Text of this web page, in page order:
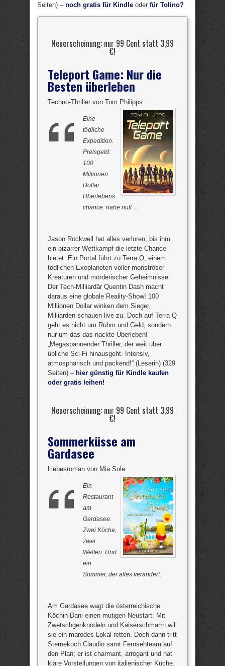
Seiten) – noch gratis für Kindle oder für Tolino?
Neuerscheinung: nur 99 Cent statt 3,99
€!
Teleport Game: Nur die
Besten überleben
Techno-Thriller von Tom Philipps
Eine
tödliche
Expedition.
Preisgeld:
100
Millionen
Dollar.
Überlebens
chance: nahe null …
Jason Rockwell hat alles verloren; bis ihm
ein bizarrer Wettkampf die letzte Chance
bietet: Ein Portal führt zu Terra Q, einem
tödlichen Exoplaneten voller monströser
Kreaturen und mörderischer Geheimnisse.
Der Tech-Milliardär Quentin Dash macht
daraus eine globale Reality-Show! 100
Millionen Dollar winken dem Sieger,
Milliarden schauen live zu. Doch auf Terra Q
geht es nicht um Ruhm und Geld, sondern
nur um das das nackte Überleben!
„Megaspannender Thriller, der weit über
übliche Sci-Fi hinausgeht. Intensiv,
atmosphärisch und packend!“ (Leserin) (329
Seiten) – hier günstig für Kindle kaufen
oder gratis leihen!
Neuerscheinung: nur 99 Cent statt 3,99
€!
Sommerküsse am
Gardasee
Liebesroman von Mia Sole
Ein
Restaurant
am
Gardasee.
Zwei Köche,
zwei
Welten. Und
ein
Sommer, der alles verändert.
Am Gardasee wagt die österreichische
Köchin Dani einen mutigen Neustart: Mit
Zwetschgenknödeln und Kaiserschmarrn will
sie ein marodes Lokal retten. Doch dann tritt
Sternekoch Claudio samt Fernsehteam auf
den Plan; er ist charmant, arrogant und hat
klare Vorstellungen von italienischer Küche.